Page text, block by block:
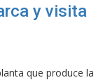
y visita
que produce la